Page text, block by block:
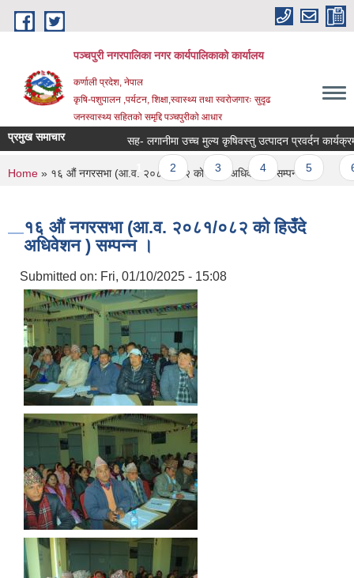
Skip to main content
पञ्चपुरी नगरपालिका नगर कार्यपालिकाको कार्यालय
कर्णाली प्रदेश, नेपाल
कृषि-पशुपालन ,पर्यटन, शिक्षा,स्वास्थ्य तथा स्वरोजगारः सुदृढ
जनस्वास्थ्य सहितको समृद्दि पञ्चपुरीको आधार
प्रमुख समाचार सह- लगानीमा उच्च मुल्य कृषिवस्तु उत्पादन प्रवर्दन कार्यक्रममा
Pages
1 2 3 4 5
You are here
Home » १६ औं नगरसभा (आ.व. २०८१/०८२ को हिउँदे अधिवेशन ) सम्पन्न ।
१६ औं नगरसभा (आ.व. २०८१/०८२ को हिउँदे
अधिवेशन ) सम्पन्न ।
Submitted on: Fri, 01/10/2025 - 15:08